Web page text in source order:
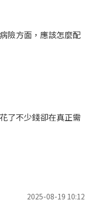
險方面，應該怎麼配
了不少錢卻在真正需
2025-08-19 10:12